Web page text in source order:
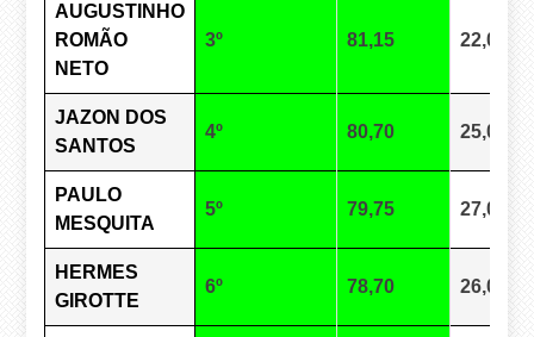
AUGUSTINHO
ROMÃO
NETO
3º 81,15 22,00
JAZON DOS
SANTOS
4º 80,70 25,00
PAULO
MESQUITA
5º 79,75 27,00
HERMES
GIROTTE
6º 78,70 26,00